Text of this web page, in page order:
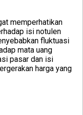
memperhatikan
isi notulen
fluktuasi
mata uang
pasar dan isi
harga yang